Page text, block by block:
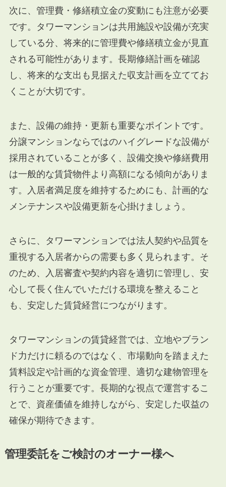
次に、管理費・修繕積立金の変動にも注意が必要
です。タワーマンションは共用施設や設備が充実
している分、将来的に管理費や修繕積立金が見直
される可能性があります。長期修繕計画を確認
し、将来的な支出も見据えた収支計画を立ててお
くことが大切です。
また、設備の維持・更新も重要なポイントです。
分譲マンションならではのハイグレードな設備が
採用されていることが多く、設備交換や修繕費用
は一般的な賃貸物件より高額になる傾向がありま
す。入居者満足度を維持するためにも、計画的な
メンテナンスや設備更新を心掛けましょう。
さらに、タワーマンションでは法人契約や品質を
重視する入居者からの需要も多く見られます。そ
のため、入居審査や契約内容を適切に管理し、安
心して長く住んでいただける環境を整えること
も、安定した賃貸経営につながります。
タワーマンションの賃貸経営では、立地やブラン
ド力だけに頼るのではなく、市場動向を踏まえた
賃料設定や計画的な資金管理、適切な建物管理を
行うことが重要です。長期的な視点で運営するこ
とで、資産価値を維持しながら、安定した収益の
確保が期待できます。
管理委託をご検討のオーナー様へ